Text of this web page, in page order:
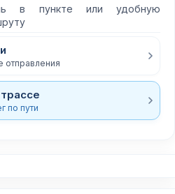
в пункте или удобную
отправления
по пути